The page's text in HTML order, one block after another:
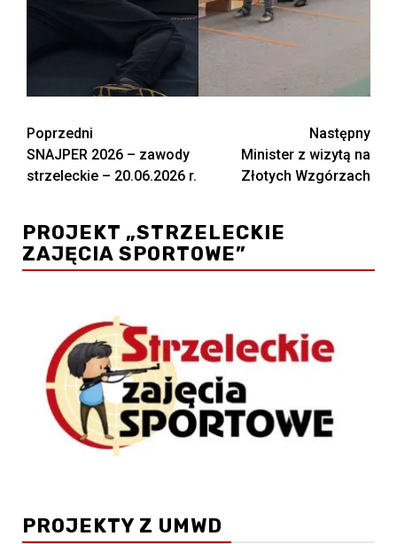
Zobacz
wpisy
Poprzedni
SNAJPER 2026 – zawody
strzeleckie – 20.06.2026 r.
Następny
Minister z wizytą na
Złotych Wzgórzach
PROJEKT „STRZELECKIE
ZAJĘCIA SPORTOWE”
PROJEKTY Z UMWD